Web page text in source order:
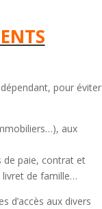
pour éviter
aux
de paie, contrat et
livret de famille…
d’accès aux divers